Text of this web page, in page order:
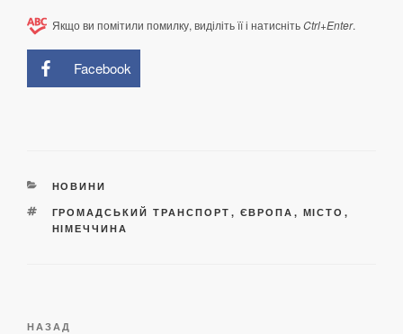
Якщо ви помітили помилку, виділіть її і натиснітьCtrl+Enter.
Facebook
КАТЕГОРІЇ
НОВИНИ
ПОЗНАЧКИ
ГРОМАДСЬКИЙ ТРАНСПОРТ , ЄВРОПА , МІСТО ,
НІМЕЧЧИНА
Попередній
НАЗАД